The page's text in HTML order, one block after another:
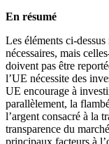
En résumé
Les éléments ci-
nécessaires, mais
doivent pas être
l’UE nécessite des
UE encourage à
parallèlement, la
l’argent consacré à la
transparence du
principaux facteurs à